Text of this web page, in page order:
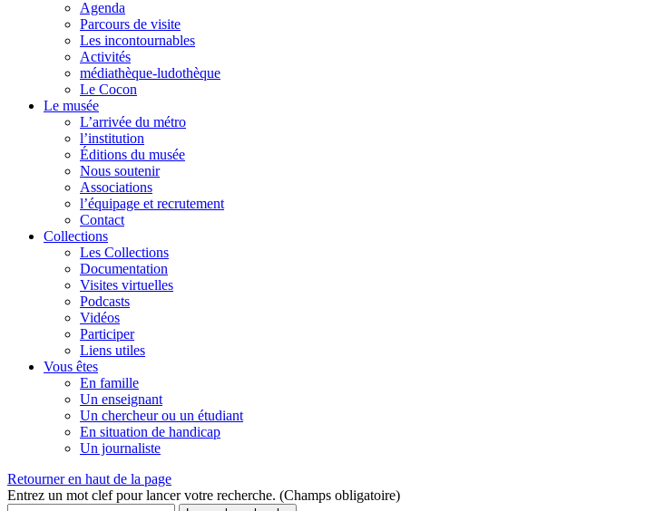
Agenda
Parcours de visite
Les incontournables
Activités
médiathèque-ludothèque
Le Cocon
Le musée
L’arrivée du métro
l’institution
Éditions du musée
Nous soutenir
Associations
l’équipage et recrutement
Contact
Collections
Les Collections
Documentation
Visites virtuelles
Podcasts
Vidéos
Participer
Liens utiles
Vous êtes
En famille
Un enseignant
Un chercheur ou un étudiant
En situation de handicap
Un journaliste
Retourner en haut de la page
Entrez un mot clef pour lancer votre recherche. (Champs obligatoire)